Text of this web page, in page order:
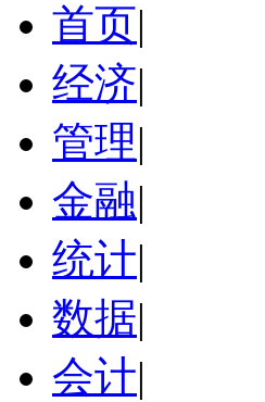
首页|
经济|
管理|
金融|
统计|
数据|
会计|